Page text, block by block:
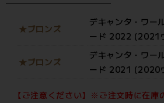
★ブロンズ
デキャンタ・ワー
ード 2022 (2021
★ブロンズ
デキャンタ・ワー
ード 2021 (2020
【ご注意ください】※ご注文時に在庫